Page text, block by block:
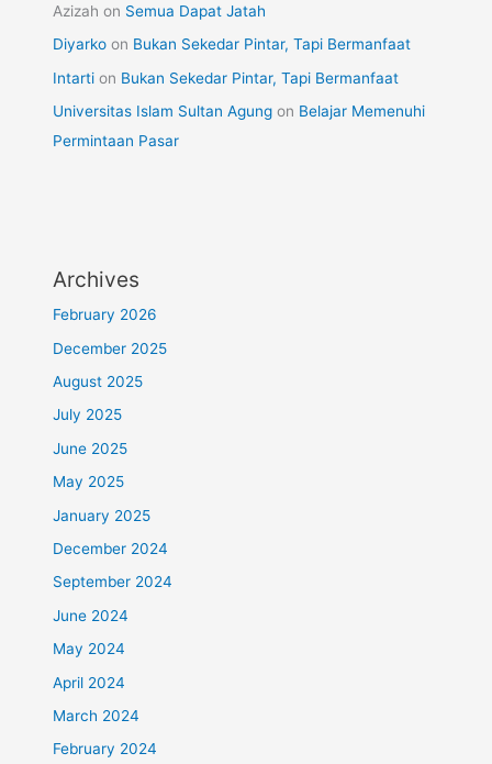
Azizah on Semua Dapat Jatah
Diyarko on Bukan Sekedar Pintar, Tapi Bermanfaat
Intarti on Bukan Sekedar Pintar, Tapi Bermanfaat
Universitas Islam Sultan Agung on Belajar Memenuhi
Permintaan Pasar
Archives
February 2026
December 2025
August 2025
July 2025
June 2025
May 2025
January 2025
December 2024
September 2024
June 2024
May 2024
April 2024
March 2024
February 2024